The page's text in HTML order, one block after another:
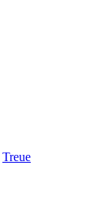
Treue